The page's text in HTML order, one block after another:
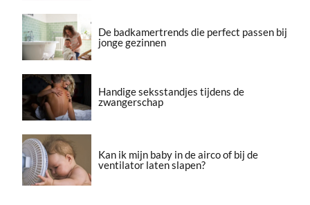
De badkamertrends die perfect passen bij
jonge gezinnen
Handige seksstandjes tijdens de
zwangerschap
Kan ik mijn baby in de airco of bij de
ventilator laten slapen?